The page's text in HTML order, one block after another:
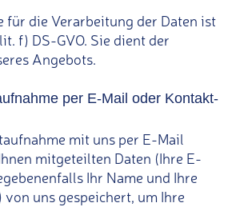
für die Verarbeitung der Daten ist
f) DS-GVO. Sie dient der
Angebots.
per E-Mail oder Kontakt-
mit uns per E-Mail
mitgeteilten Daten (Ihre E-
Ihr Name und Ihre
uns gespeichert, um Ihre